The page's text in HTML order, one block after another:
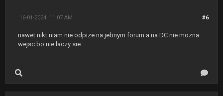
#6
16-01-2024, 11:07 AM
nawet nikt niam nie odpize na jebnym forum a na DC nie mozna
wejsc bo nie laczy sie